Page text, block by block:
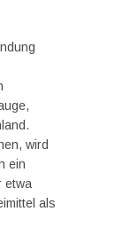
wird
ein
etwa
als